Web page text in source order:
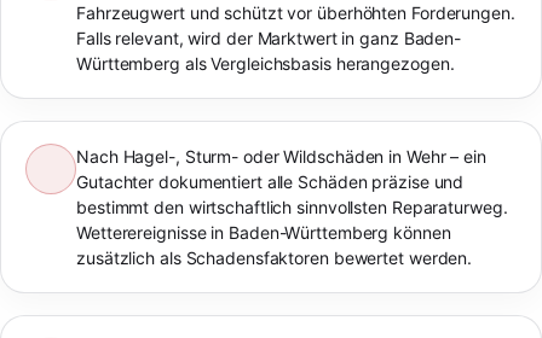
Fahrzeugwert und schützt vor überhöhten Forderungen.
Falls relevant, wird der Marktwert in ganz Baden-
Württemberg als Vergleichsbasis herangezogen.
Nach Hagel-, Sturm- oder Wildschäden in Wehr – ein
Gutachter dokumentiert alle Schäden präzise und
bestimmt den wirtschaftlich sinnvollsten Reparaturweg.
Wetterereignisse in Baden-Württemberg können
zusätzlich als Schadensfaktoren bewertet werden.